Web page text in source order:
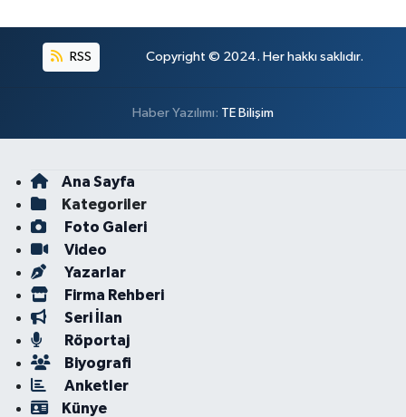
RSS Copyright © 2024. Her hakkı saklıdır.
Haber Yazılımı: TE Bilişim
Ana Sayfa
Kategoriler
Foto Galeri
Video
Yazarlar
Firma Rehberi
Seri İlan
Röportaj
Biyografi
Anketler
Künye